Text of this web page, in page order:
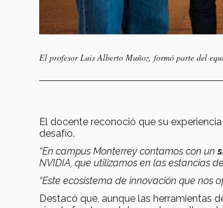
El profesor Luis Alberto Muñoz, formó parte del
El docente reconoció que su
desafío.
“En campus Monterrey contamos con un
NVIDIA, que utilizamos en las estancias
“Este ecosistema de innovación que nos
Destacó que, aunque las herramientas